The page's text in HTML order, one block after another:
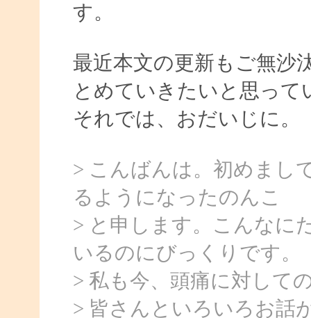
す。
最近本文の更新もご無沙
とめていきたいと思って
それでは、おだいじに。
> こんばんは。初めまし
るようになったのんこ
> と申します。こんなに
いるのにびっくりです。
> 私も今、頭痛に対して
> 皆さんといろいろお話